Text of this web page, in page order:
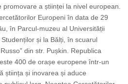
a științei la nivel european.
Europeni în data de 29
în Parcul-muzeu al Universității
și la Bălți, în scuarul
din str. Pușkin. Republica
400 de orașe europene într-un
știința și inovarea și aduce